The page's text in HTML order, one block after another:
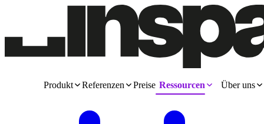
Produkt Referenzen Preise Ressourcen Über uns